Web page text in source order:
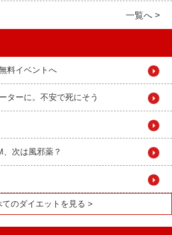
一覧へ >
料イベントへ
ターに。不安で死にそう
次は風邪薬？
てのダイエットを見る >